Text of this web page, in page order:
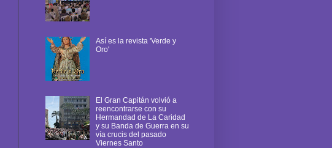
Así es la revista 'Verde y
Oro'
El Gran Capitán volvió a
reencontrarse con su
Hermandad de La Caridad
y su Banda de Guerra en su
vía crucis del pasado
Viernes Santo